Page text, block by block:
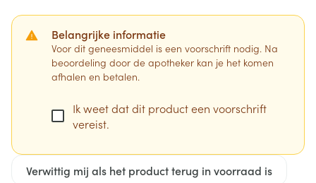
Belangrijke informatie
Voor dit geneesmiddel is een voorschrift nodig. Na
beoordeling door de apotheker kan je het komen
afhalen en betalen.
Ik weet dat dit product een voorschrift
vereist.
Verwittig mij als het product terug in voorraad is